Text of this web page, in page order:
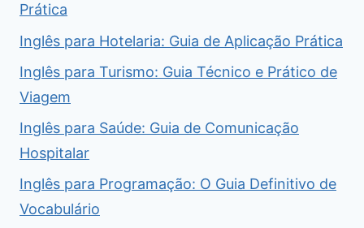
Prática
Inglês para Hotelaria: Guia de Aplicação Prática
Inglês para Turismo: Guia Técnico e Prático de
Viagem
Inglês para Saúde: Guia de Comunicação
Hospitalar
Inglês para Programação: O Guia Definitivo de
Vocabulário